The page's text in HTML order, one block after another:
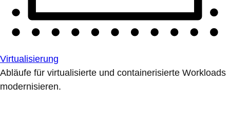
Virtualisierung
Abläufe für virtualisierte und containerisierte Workloads
modernisieren.